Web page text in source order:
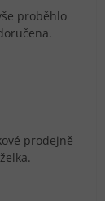
proběhlo
prodejně